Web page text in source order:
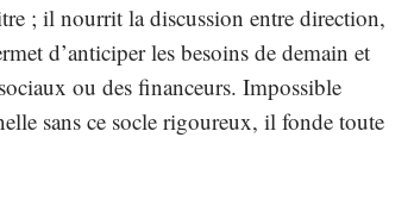
; il nourrit la discussion entre direction,
d’anticiper les besoins de demain et
ou des financeurs. Impossible
sans ce socle rigoureux, il fonde toute